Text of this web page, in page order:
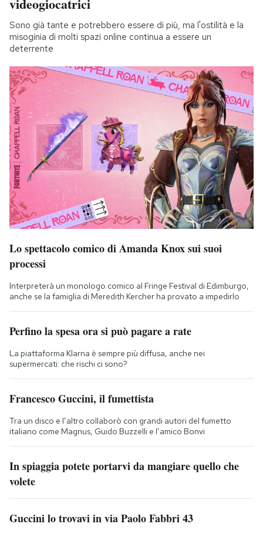
Sono già tante e potrebbero essere di più, ma l'ostilità e la
misoginia di molti spazi online continua a essere un
deterrente
Lo spettacolo comico di Amanda Knox sui suoi
processi
Interpreterà un monologo comico al Fringe Festival di Edimburgo,
anche se la famiglia di Meredith Kercher ha provato a impedirlo
Perfino la spesa ora si può pagare a rate
La piattaforma Klarna è sempre più diffusa, anche nei
supermercati: che rischi ci sono?
Francesco Guccini, il fumettista
Tra un disco e l’altro collaborò con grandi autori del fumetto
italiano come Magnus, Guido Buzzelli e l’amico Bonvi
In spiaggia potete portarvi da mangiare quello che
volete
Guccini lo trovavi in via Paolo Fabbri 43